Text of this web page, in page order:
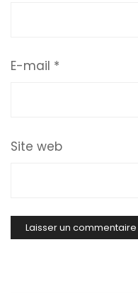
E-mail *
Site web